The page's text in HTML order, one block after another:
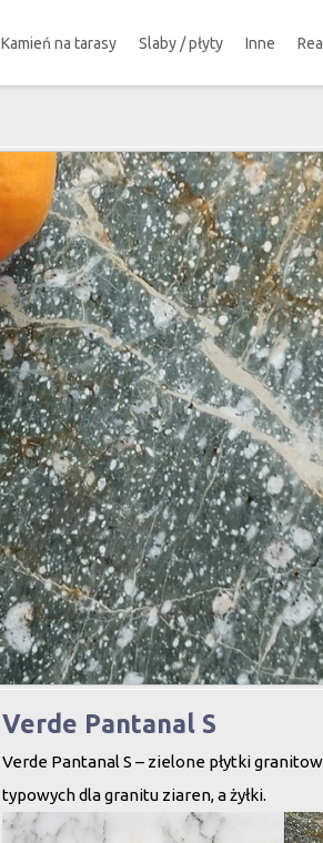
Kamień na tarasy Slaby / płyty Inne
Verde Pantanal S
Verde Pantanal S – zielone płytki
typowych dla granitu ziaren, a żyłki.